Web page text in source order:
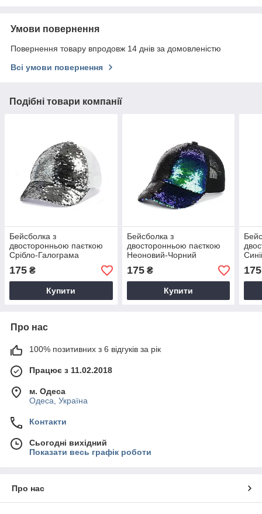
Умови повернення
Повернення товару впродовж 14 днів за домовленістю
Всі умови повернення
Подібні товари компанії
Бейсболка з
двосторонньою паєткою
Срібло-Галограма
175 ₴
Купити
Бейсболка з
двосторонньою паєткою
Неоновий-Чорний
175₴
Купити
175
Про нас
100% позитивних з 6 відгуків за рік
Працює з 11.02.2018
м. Одеса
Одеса, Україна
Контакти
Сьогодні вихідний
Показати весь графік роботи
Про нас